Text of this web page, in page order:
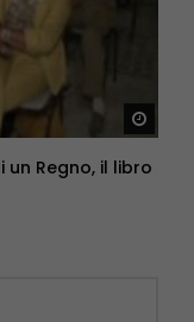
Regno, il libro